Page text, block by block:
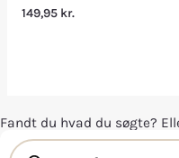
149,95 kr.
Fandt du hvad du søgte?